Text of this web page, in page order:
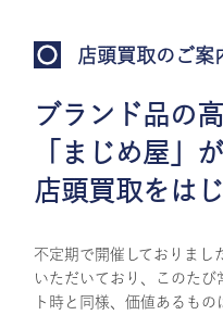
店頭買取のご案
ブランド品の
「まじめ屋」が
店頭買取をは
不定期で開催しておりまし
いただいており、このたび
ト時と同様、価値あるも